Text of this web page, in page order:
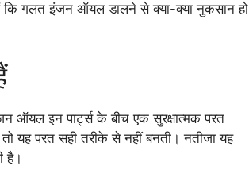
गलत इंजन ऑयल डालने से क्या-क्या नुकसान हो
ऑयल इन पार्ट्स के बीच एक सुरक्षात्मक परत
यह परत सही तरीके से नहीं बनती। नतीजा यह
है।